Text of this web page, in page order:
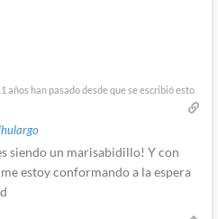
años han pasado desde que se escribió esto
siendo un marisabidillo! Y con
estoy conformando a la espera